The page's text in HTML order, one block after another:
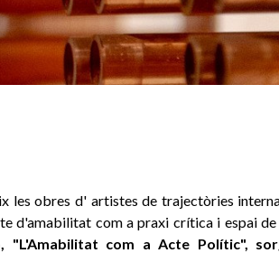
les obres d' artistes de trajectòries
d'amabilitat com a praxi crítica i espai de
"L'Amabilitat com a Acte Polític",